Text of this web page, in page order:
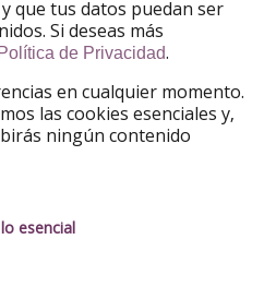
Información legal
que tus datos puedan ser
Si deseas más
Política de Privacidad.
en cualquier momento.
las cookies esenciales y,
ningún contenido
esencial